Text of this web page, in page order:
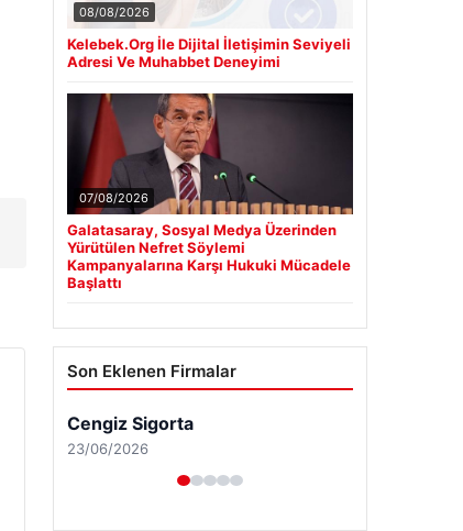
08/08/2026
Kelebek.Org İle Dijital İletişimin Seviyeli
Adresi Ve Muhabbet Deneyimi
07/08/2026
Galatasaray, Sosyal Medya Üzerinden
Yürütülen Nefret Söylemi
Kampanyalarına Karşı Hukuki Mücadele
Başlattı
Son Eklenen Firmalar
Cengiz Sigorta
23/06/2026